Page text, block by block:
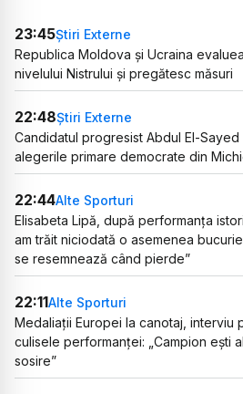
23:45Știri Externe
Republica Moldova și Ucraina
nivelului Nistrului și pregătesc măsuri
22:48Știri Externe
Candidatul progresist Abdul El-
alegerile primare democrate din
22:44Alte Sporturi
Elisabeta Lipă, după performanța
am trăit niciodată o asemenea
se resemnează când pierde”
22:11Alte Sporturi
Medaliații Europei la canotaj, interviu
culisele performanței: „Campion ești
sosire”